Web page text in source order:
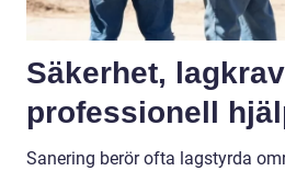
Säkerhet,
professionell
Sanering berör ofta lagstyrda